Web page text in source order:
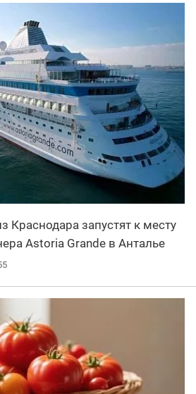
Краснодара запустят к месту
Astoria Grande в Анталье